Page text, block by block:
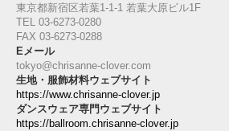
東京都新宿区若葉1‐1-1 若葉大原ビル1F
TEL 03-6273-0280
FAX 03-6273-0288
Eメール
tokyo@chrisanne-clover.com
生地・服飾材料ウェブサイト
https://www.chrisanne-clover.jp
ダンスウェア専門ウェブサイト
https://ballroom.chrisanne-clover.jp